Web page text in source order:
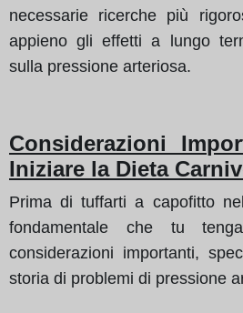
necessarie ricerche più
appieno gli effetti a lungo
sulla pressione arteriosa.
Considerazioni
Iniziare la Dieta
Prima di tuffarti a capofitto
fondamentale che tu
considerazioni importanti,
storia di problemi di pressione